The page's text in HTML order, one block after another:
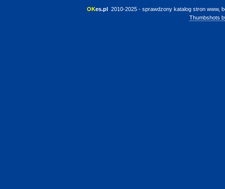
OKes.pl 2010-2025 - sprawdzony katalog stron www,
Thumbshots